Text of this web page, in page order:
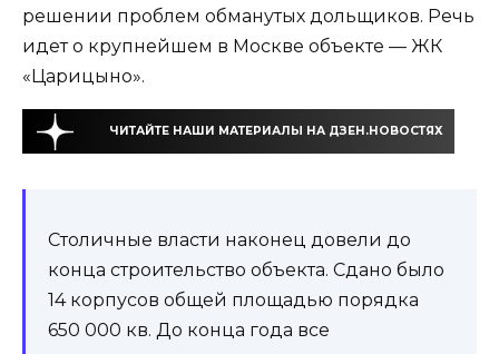
решении проблем обманутых дольщиков. Речь
идет о крупнейшем в Москве объекте — ЖК
«Царицыно».
ЧИТАЙТЕ НАШИ МАТЕРИАЛЫ НА ДЗЕН.НОВОСТЯХ
Столичные власти наконец довели до
конца строительство объекта. Сдано было
14 корпусов общей площадью порядка
650 000 кв. До конца года все